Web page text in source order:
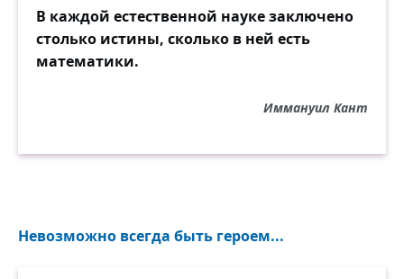
В каждой естественной науке заключено
столько истины, сколько в ней есть
математики.
Иммануил Кант
Невозможно всегда быть героем...